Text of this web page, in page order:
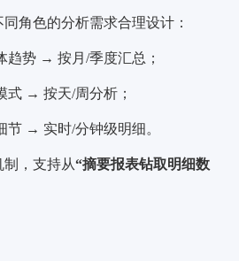
角色的分析需求合理设计：
趋势 → 按月/季度汇总；
式 → 按天/周分析；
节 → 实时/分钟级明细。
制，支持从“摘要报表钻取明细数